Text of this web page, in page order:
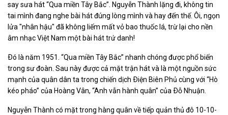
say sưa hát “Qua miền Tây Bắc”. Nguyễn Thành lặng đi, không tin
tai mình đang nghe bài hát đúng lòng mình và hay đến thế. Ôi, ngọn
lửa "nhân hậu" đã không liếm mất vỏ bao thuốc lá, trừ lại cho nền
âm nhạc Việt Nam một bài hát trứ danh!
Ðó là năm 1951. “Qua miền Tây Bắc” nhanh chóng được phổ biến
trong sư đoàn. Sau này được cả mặt trận hát và là một nguồn sức
mạnh của quân dân ta trong chiến dịch Ðiện Biên Phủ cùng với “Hò
kéo pháo” của Hoàng Vân, “Anh vẫn hành quân” của Ðỗ Nhuận.
Nguyễn Thành có mặt trong hàng quân về tiếp quản thủ đô 10-10-